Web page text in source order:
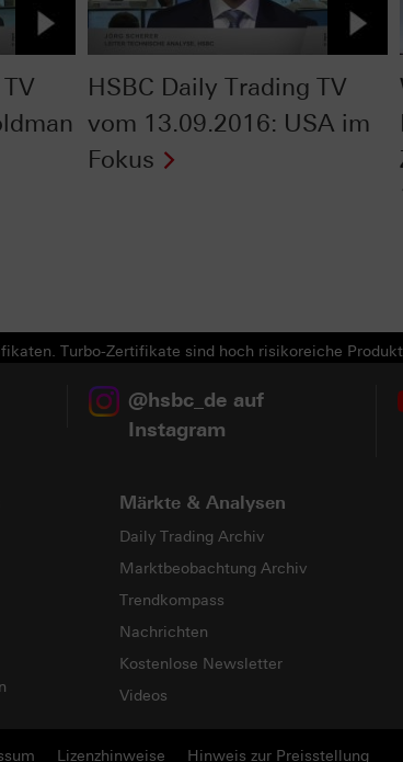
HSBC Daily Trading TV
vom 13.09.2016: USA im
Fokus
Turbo-Zertifikate sind hoch risikoreiche
@hsbc_de auf
Instagram
Märkte & Analysen
Daily Trading Archiv
Marktbeobachtung Archiv
Trendkompass
Nachrichten
Kostenlose Newsletter
Videos
Lizenzhinweise Hinweis zur Preisstellung